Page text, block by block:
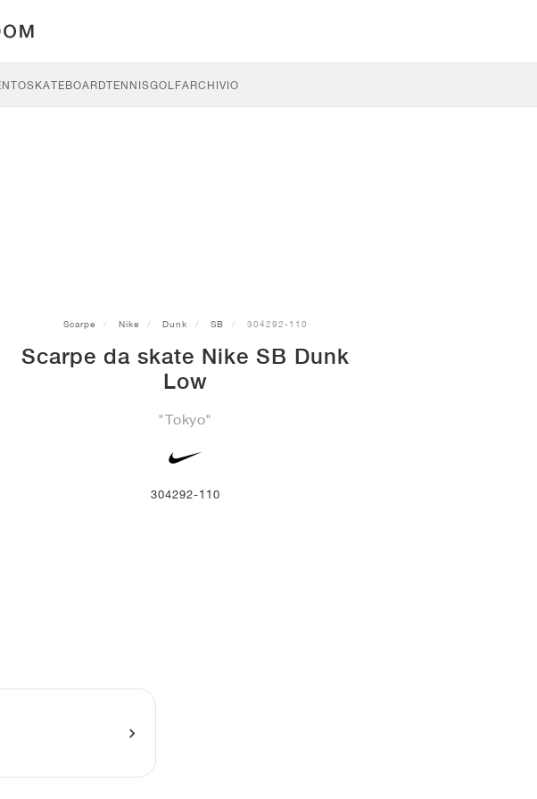
SKATEBOARDTENNISGOLFARCHIVIO
Scarpe Nike Dunk SB 304292-110
Scarpe da skate Nike SB Dunk
Low
"Tokyo"
304292-110